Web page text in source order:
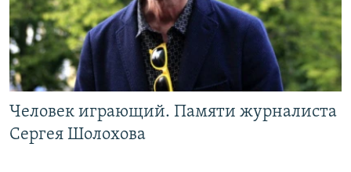
Человек играющий. Памяти журналиста
Сергея Шолохова